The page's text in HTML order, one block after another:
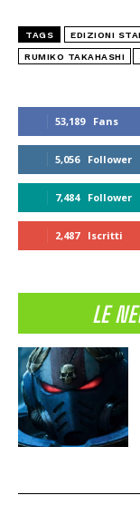
53,189 Fans
5,056 Follower
7,484 Follower
2,487 Iscritti
LE
TAGS EDIZIONI
RUMIKO TAKAHASHI